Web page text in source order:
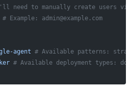
to manually create users via
# Example: admin@example.com
agent # Available patterns:
# Available deployment types: